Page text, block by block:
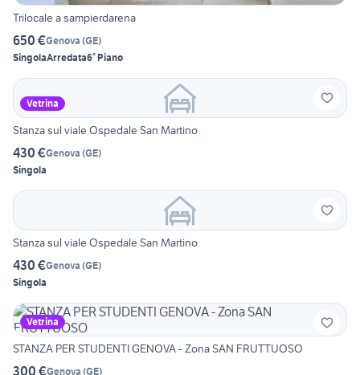
Trilocale a sampierdarena
650 €Genova (GE)
SingolaArredata6° Piano
Vetrina
Stanza sul viale Ospedale San Martino
430 €Genova (GE)
Singola
Stanza sul viale Ospedale San Martino
430 €Genova (GE)
Singola
Vetrina
STANZA PER STUDENTI GENOVA - Zona SAN FRUTTUOSO
300 €Genova (GE)